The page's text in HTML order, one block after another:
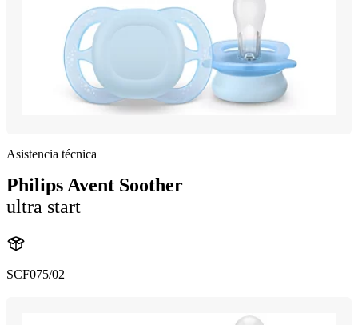
Asistencia técnica
Philips Avent Soother
ultra start
SCF075/02